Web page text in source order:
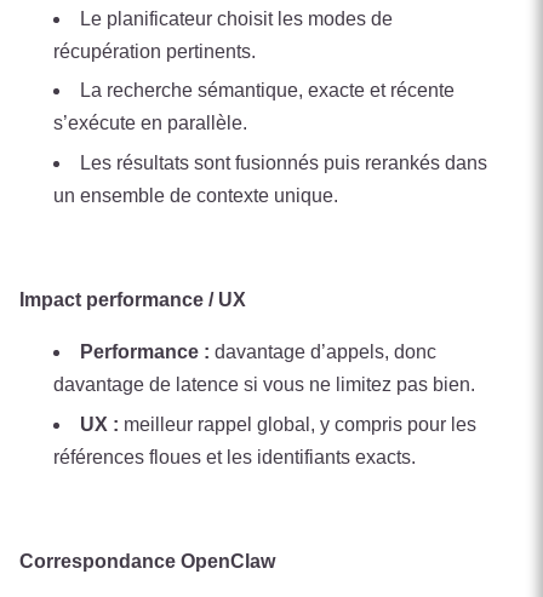
Le planificateur choisit les modes de
récupération pertinents.
La recherche sémantique, exacte et récente
s’exécute en parallèle.
Les résultats sont fusionnés puis rerankés dans
un ensemble de contexte unique.
Impact performance / UX
Performance : davantage d’appels, donc
davantage de latence si vous ne limitez pas bien.
UX : meilleur rappel global, y compris pour les
références floues et les identifiants exacts.
Correspondance OpenClaw